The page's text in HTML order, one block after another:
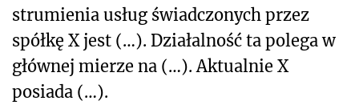
strumienia usług świadczonych przez
spółkę X jest (…). Działalność ta polega w
głównej mierze na (…). Aktualnie X
posiada (…).